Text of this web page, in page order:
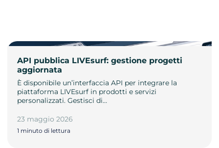
API pubblica LIVEsurf: gestione progetti
aggiornata
È disponibile un’interfaccia API per integrare la
piattaforma LIVEsurf in prodotti e servizi
personalizzati. Gestisci di…
23 maggio 2026
1 minuto di lettura